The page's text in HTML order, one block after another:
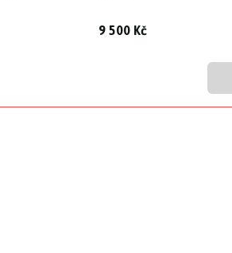
9 500 Kč